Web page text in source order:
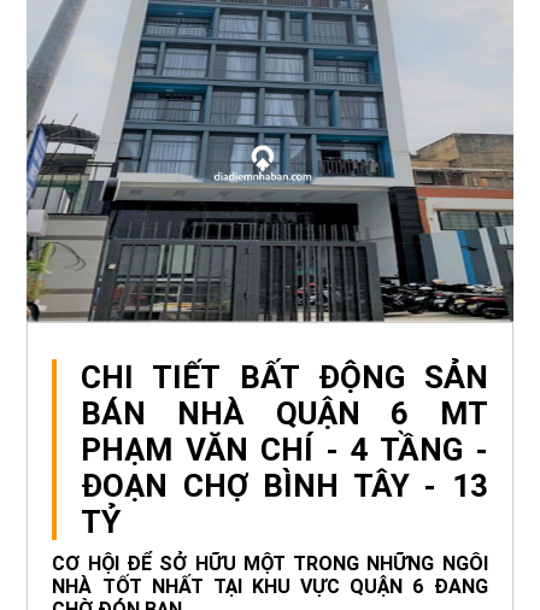
CHI TIẾT BẤT ĐỘNG SẢN
BÁN NHÀ QUẬN 6 MT
PHẠM VĂN CHÍ - 4 TẦNG -
ĐOẠN CHỢ BÌNH TÂY - 13
TỶ
CƠ HỘI ĐỂ SỞ HỮU MỘT TRONG NHỮNG NGÔI
NHÀ TỐT NHẤT TẠI KHU VỰC QUẬN 6 ĐANG